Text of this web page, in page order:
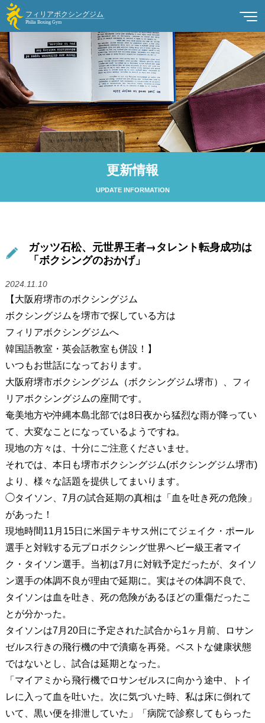
更新情報
UPDATE INFORMATION
ガッツ石松、元世界王者→タレント転身成功は
「ボクシングのおかげ」
2024.11.10
【大阪府堺市のボクシングジム
ボクシングジムを堺市で探している方は
フィリアボクシングジムへ
韓国語教室・英会話教室も併設！】
いつもお世話になっております。
大阪府堺市ボクシングジム（ボクシングジム堺市）、フィ
リアボクシングジムの座間です。
奄美地方や沖縄本島北部では8日夜から猛烈な雨が降ってい
て、大変なことになっているようですね。
現地の方々は、十分にご注意くださいませ。
それでは、本日も堺市ボクシングジム(ボクシングジム堺市)
より、様々な話題を提供してまいります。
◯タイソン、7月の試合延期の真相は「血を吐き死の危険」
があった！
現地時間11月15日に米国テキサス州にてジェイク・ポール
選手と対戦する元プロボクシング世界ヘビー級王者マイ
ク・タイソン選手。当初は7月に対戦予定だったが、タイソ
ン選手の体調不良が理由で延期に。実はその体調不良で、
タイソンは血を吐き、死の危険があるほどの重傷だったこ
とが分かった。
タイソンは7月20日に予定された試合から1ヶ月前、ロサン
ゼルス行きの飛行機の中で潰瘍を再発。ベストな健康状態
ではないとし、試合は延期となった。
「マイアミから飛行機でロサンゼルスに向かう途中、トイ
レに入って血を吐いた。次に気づいた時、私は床に倒れて
いて、黒い便を排泄していた」「病院で診察してもらった